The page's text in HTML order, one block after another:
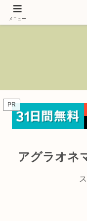
ガーデニング、アウトドア
PR
アグラオネ
メニュー